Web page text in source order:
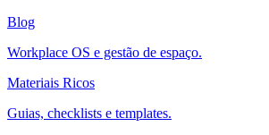
Blog
Workplace OS e gestão de espaço.
Materiais Ricos
Guias, checklists e templates.